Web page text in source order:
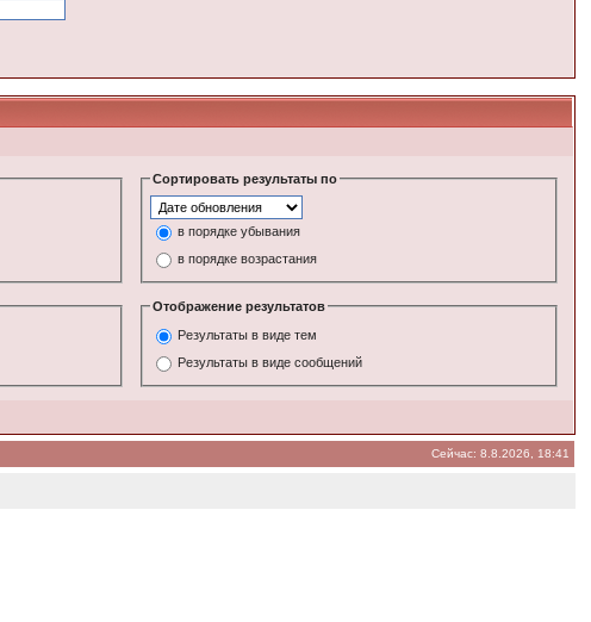
Сортировать результаты по
в порядке убывания
в порядке возрастания
Отображение результатов
Результаты в виде тем
Результаты в виде сообщений
Сейчас: 8.8.2026, 18:41